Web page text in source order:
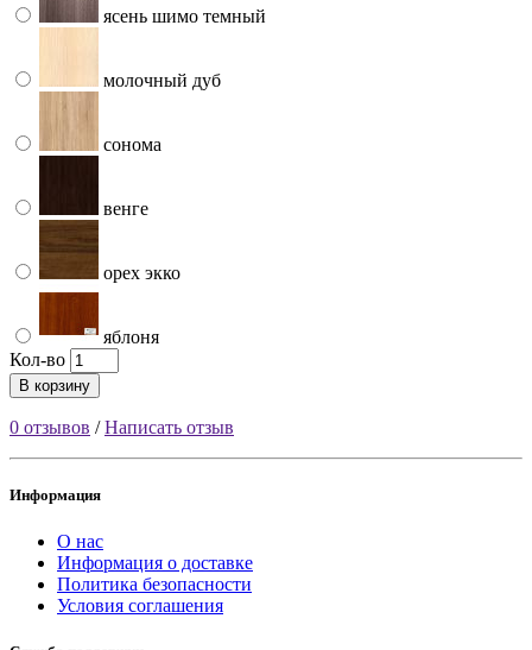
ясень шимо темный
молочный дуб
сонома
венге
орех экко
яблоня
Кол-во
В корзину
0 отзывов /Написать отзыв
Информация
О нас
Информация о доставке
Политика безопасности
Условия соглашения